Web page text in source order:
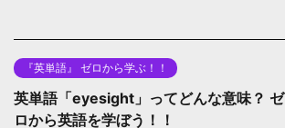
『英単語』 ゼロから学ぶ！！
英単語「eyesight」ってどんな意味？ ゼ
ロから英語を学ぼう！！